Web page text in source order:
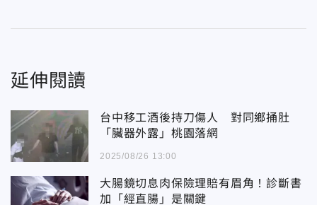
延伸閱讀
台中移工酒後持刀傷人 對同鄉捅肚
「臟器外露」桃園落網
2025/08/26 13:00
大腸鏡切息肉保險理賠有眉角！診斷書
加「經直腸」是關鍵